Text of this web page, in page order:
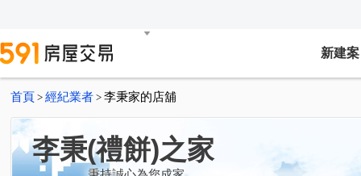
新建案
首頁 > 經紀業者 > 李秉家的店舖
李秉(禮餅)之家